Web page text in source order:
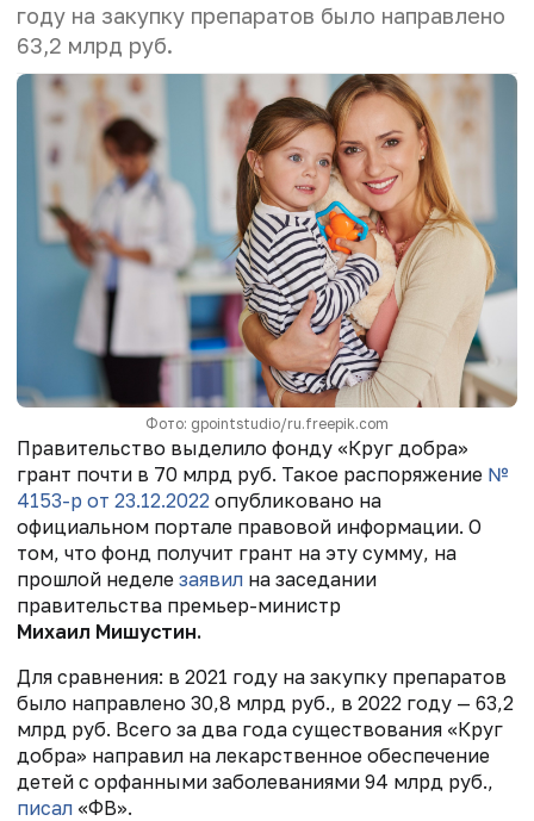
году на закупку препаратов было направлено
63,2 млрд руб.
Фото: gpointstudio/ru.freepik.com
Правительство выделило фонду «Круг добра»
грант почти в 70 млрд руб. Такое распоряжение №
4153-р от 23.12.2022 опубликовано на
официальном портале правовой информации. О
том, что фонд получит грант на эту сумму, на
прошлой неделе заявил на заседании
правительства премьер-министр
Михаил Мишустин.
Для сравнения: в 2021 году на закупку препаратов
было направлено 30,8 млрд руб., в 2022 году — 63,2
млрд руб. Всего за два года существования «Круг
добра» направил на лекарственное обеспечение
детей с орфанными заболеваниями 94 млрд руб.,
писал «ФВ».